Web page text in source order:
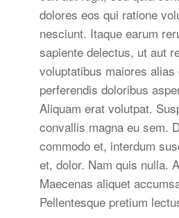
dolores eos qui ratione
nesciunt. Itaque earum
sapiente delectus, ut aut
voluptatibus maiores
perferendis doloribus
Aliquam erat volutpat.
convallis magna eu sem.
commodo et, interdum
et, dolor. Nam quis nulla.
Maecenas aliquet
Pellentesque pretium